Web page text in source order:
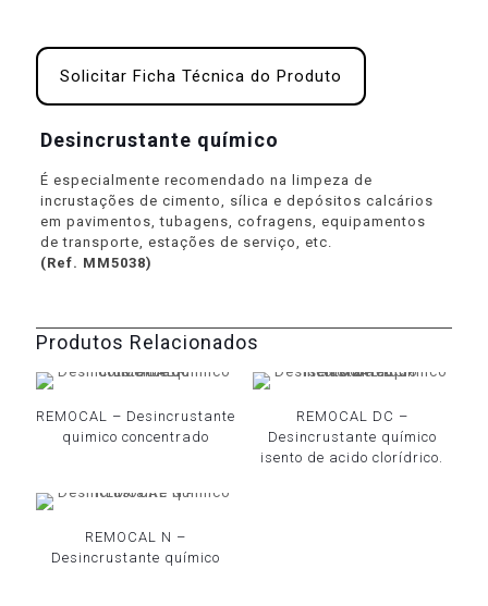
Solicitar Ficha Técnica do Produto
Desincrustante químico
É especialmente recomendado na limpeza de
incrustações de cimento, sílica e depósitos calcários
em pavimentos, tubagens, cofragens, equipamentos
de transporte, estações de serviço, etc.
(Ref. MM5038)
Produtos Relacionados
REMOCAL – Desincrustante
quimico concentrado
REMOCAL DC –
Desincrustante químico
isento de acido clorídrico.
REMOCAL N –
Desincrustante químico